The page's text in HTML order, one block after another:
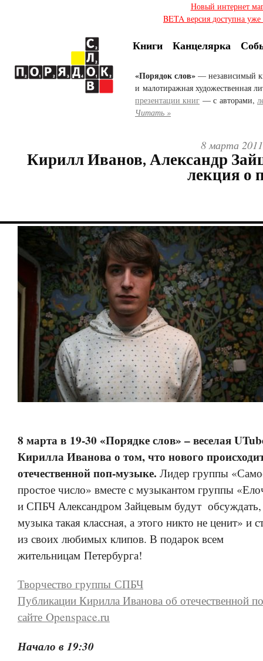
Новый интернет
BETA версия доступна
Книги Канцелярка
«Порядок слов» — независимый
и малотиражная художественная
презентации книг — с авторами,
Читать »
8 марта
Кирилл Иванов, Александр
лекция о
8 марта в 19-30 «Порядке слов» – веселая
Кирилла Иванова о том, что нового
отечественной поп-музыке. Лидер группы
простое число» вместе с музыкантом группы
и СПБЧ Александром Зайцевым будут
музыка такая классная, а этого никто не ценит» и
из своих любимых клипов. В подарок всем
жительницам Петербурга!
Творчество группы СПБЧ
Публикации Кирилла Иванова об отечественной
сайте Openspace.ru
Начало в 19:30